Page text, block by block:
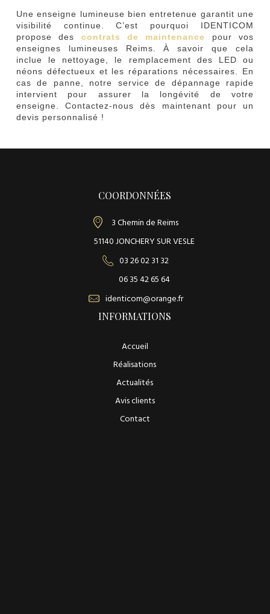
Une enseigne lumineuse bien entretenue garantit une
visibilité continue. C’est pourquoi IDENTICOM
propose des contrats de maintenance pour vos
enseignes lumineuses Reims. À savoir que cela
inclue le nettoyage, le remplacement des LED ou
néons défectueux et les réparations nécessaires. En
cas de panne, notre service de dépannage rapide
intervient pour assurer la longévité de votre
enseigne. Contactez-nous dès maintenant pour un
devis personnalisé !
COORDONNÉES
3 Chemin de Reims
51140 JONCHERY SUR VESLE
03 26 02 31 32
06 35 42 65 64
identicom@orange.fr
INFORMATIONS
Accueil
Réalisations
Actualités
Avis clients
Contact